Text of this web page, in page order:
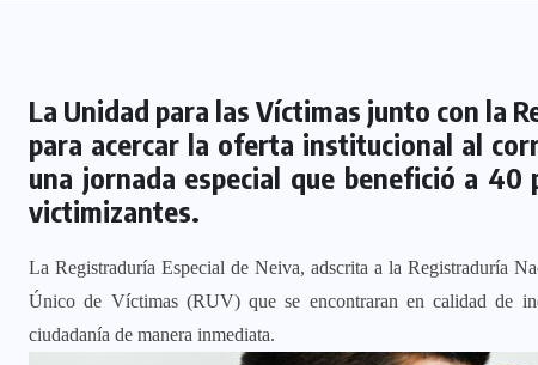
La Unidad para las Víctimas junto con la
para acercar la oferta institucional al
una jornada especial que benefició a
victimizantes.
La Registraduría Especial de Neiva, adscrita a la Registraduría
Único de Víctimas (RUV) que se encontraran en calidad de
ciudadanía de manera inmediata.